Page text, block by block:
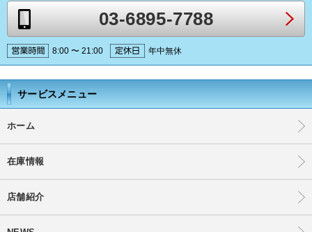
03-6895-7788
8:00 〜 21:00 年中無休
サービスメニュー
ホーム
在庫情報
店舗紹介